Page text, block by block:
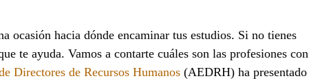
ocasión hacia dónde encaminar tus estudios. Si no tienes
te ayuda. Vamos a contarte cuáles son las profesiones con
Directores de Recursos Humanos (AEDRH) ha presentado